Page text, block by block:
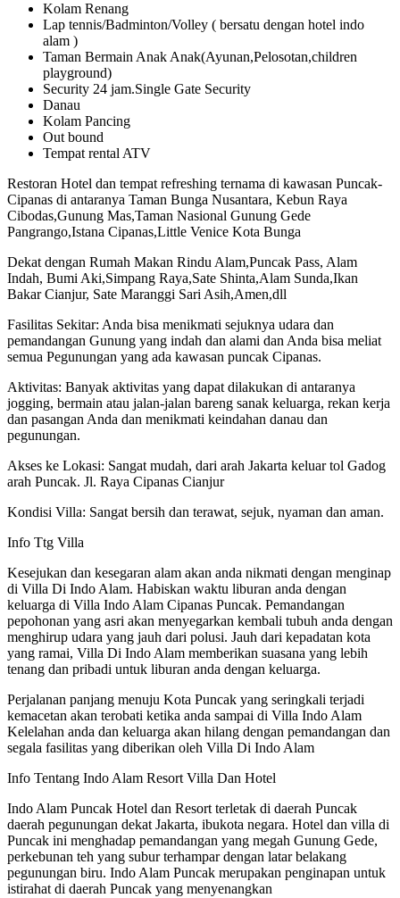
Kolam Renang
Lap tennis/Badminton/Volley ( bersatu dengan hotel indo
alam )
Taman Bermain Anak Anak(Ayunan,Pelosotan,children
playground)
Security 24 jam.Single Gate Security
Danau
Kolam Pancing
Out bound
Tempat rental ATV
Restoran Hotel dan tempat refreshing ternama di kawasan Puncak-
Cipanas di antaranya Taman Bunga Nusantara, Kebun Raya
Cibodas,Gunung Mas,Taman Nasional Gunung Gede
Pangrango,Istana Cipanas,Little Venice Kota Bunga
Dekat dengan Rumah Makan Rindu Alam,Puncak Pass, Alam
Indah, Bumi Aki,Simpang Raya,Sate Shinta,Alam Sunda,Ikan
Bakar Cianjur, Sate Maranggi Sari Asih,Amen,dll
Fasilitas Sekitar: Anda bisa menikmati sejuknya udara dan
pemandangan Gunung yang indah dan alami dan Anda bisa meliat
semua Pegunungan yang ada kawasan puncak Cipanas.
Aktivitas: Banyak aktivitas yang dapat dilakukan di antaranya
jogging, bermain atau jalan-jalan bareng sanak keluarga, rekan kerja
dan pasangan Anda dan menikmati keindahan danau dan
pegunungan.
Akses ke Lokasi: Sangat mudah, dari arah Jakarta keluar tol Gadog
arah Puncak. Jl. Raya Cipanas Cianjur
Kondisi Villa: Sangat bersih dan terawat, sejuk, nyaman dan aman.
Info Ttg Villa
Kesejukan dan kesegaran alam akan anda nikmati dengan menginap
di Villa Di Indo Alam. Habiskan waktu liburan anda dengan
keluarga di Villa Indo Alam Cipanas Puncak. Pemandangan
pepohonan yang asri akan menyegarkan kembali tubuh anda dengan
menghirup udara yang jauh dari polusi. Jauh dari kepadatan kota
yang ramai, Villa Di Indo Alam memberikan suasana yang lebih
tenang dan pribadi untuk liburan anda dengan keluarga.
Perjalanan panjang menuju Kota Puncak yang seringkali terjadi
kemacetan akan terobati ketika anda sampai di Villa Indo Alam
Kelelahan anda dan keluarga akan hilang dengan pemandangan dan
segala fasilitas yang diberikan oleh Villa Di Indo Alam
Info Tentang Indo Alam Resort Villa Dan Hotel
Indo Alam Puncak Hotel dan Resort terletak di daerah Puncak
daerah pegunungan dekat Jakarta, ibukota negara. Hotel dan villa di
Puncak ini menghadap pemandangan yang megah Gunung Gede,
perkebunan teh yang subur terhampar dengan latar belakang
pegunungan biru. Indo Alam Puncak merupakan penginapan untuk
istirahat di daerah Puncak yang menyenangkan